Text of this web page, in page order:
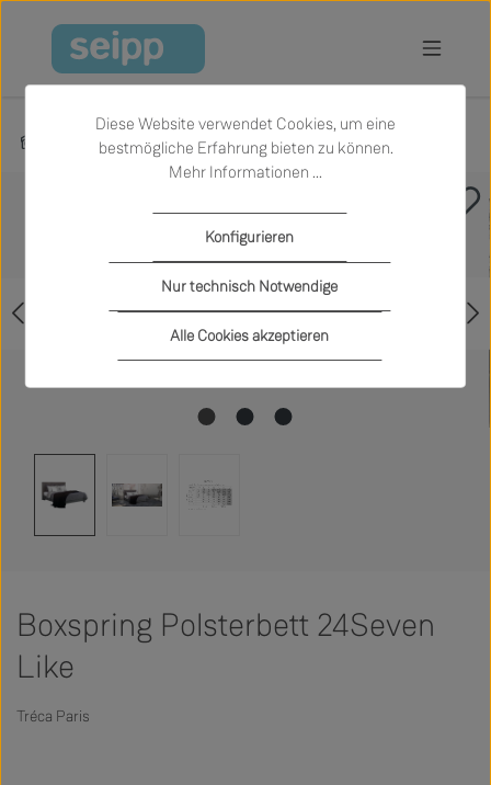
Zum Hauptinhalt springen
Produkte Schlafen Betten
Boxspring Polsterbett 24Seven
Like
Tréca Paris
Diese Website verwendet Cookies, um eine
bestmögliche Erfahrung bieten zu können.
Mehr Informationen ...
Nur technisch Notwendige
Konfigurieren
Alle Cookies akzeptieren